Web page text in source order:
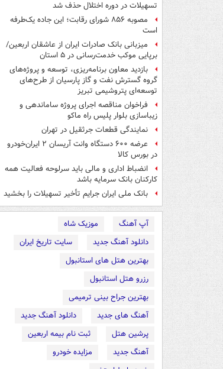
تسهیلات در دوره اختلال حذف شد
مصوبه ۸۵۶ شورای رقابت؛ این جاده یک‌طرفه
است
میزبانی بانک صادرات ایران از عاشقان اربعین/
برپایی موکب خدمت‌رسانی در ۵ استان
بازدید معاون برنامه‌ریزی، توسعه و پروژه‌های
گروه گسترش نفت و گاز پارسیان از طرح‌های
توسعه‌ای پتروشیمی تبریز
فراخوان مناقصه اجرای پروژه ساماندهی و
زیباسازی بلوار پلیس راه ماکو
نمایندگی قطعات جرثقیل در تهران
عرضه ۶۰۰ دستگاه وانت آریسان ۲ ایران‌خودرو
در بورس کالا
انضباط اداری و مالی باید سرلوحه فعالیت همه
کارکنان بانک سرمایه باشد
بانک ملی ایران جرایم تأخیر تسهیلات را بخشید
آپ آهنگ
موزیک شاه
دانلود آهنگ جدید
سایت تاریخ ایران
بهترین هتل های استانبول
رزرو هتل استانبول
بهترین جراح بینی ترمیمی
آهنگ های جدید
دانلود آهنگ جدید
پرشین هتل
ثبت نام بیمه اربعین
آهنگ جدید
مزایده خودرو